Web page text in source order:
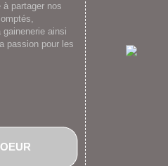
partager nos
gainenerie ainsi
passion pour les